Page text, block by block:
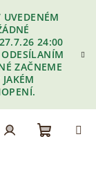
24:00
ZAČNEME